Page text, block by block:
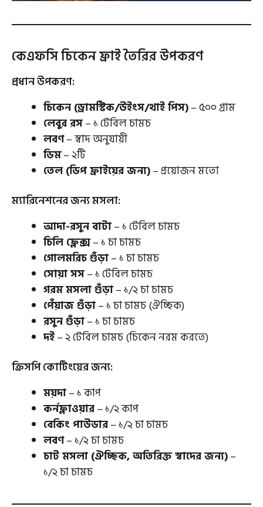
কেএফসি চিকেন ফ্রাই তৈরির উপকরণ
প্রধান উপকরণ:
চিকেন (ড্রামস্টিক/উইংস/থাই পিস)– ৫০০ গ্রাম
লেবুর রস– ১ টেবিল চামচ
লবণ– স্বাদ অনুযায়ী
ডিম– ২টি
তেল (ডিপ ফ্রাইয়ের জন্য)– প্রয়োজন মতো
ম্যারিনেশনের জন্য মসলা:
আদা-রসুন বাটা– ১ টেবিল চামচ
চিলি ফ্লেক্স– ১ চা চামচ
গোলমরিচ গুঁড়া– ১ চা চামচ
সোয়া সস– ১ টেবিল চামচ
গরম মসলা গুঁড়া– ১/২ চা চামচ
পেঁয়াজ গুঁড়া– ১ চা চামচ (ঐচ্ছিক)
রসুন গুঁড়া– ১ চা চামচ
দই– ২ টেবিল চামচ (চিকেন নরম করতে)
ক্রিসপি কোটিংয়ের জন্য:
ময়দা– ১ কাপ
কর্নফ্লাওয়ার– ১/২ কাপ
বেকিং পাউডার– ১/২ চা চামচ
লবণ– ১/২ চা চামচ
চাট মসলা (ঐচ্ছিক, অতিরিক্ত স্বাদের জন্য)–
১/২ চা চামচ